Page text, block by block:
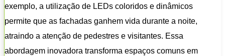
exemplo, a utilização de LEDs coloridos e dinâmicos
permite que as fachadas ganhem vida durante a noite,
atraindo a atenção de pedestres e visitantes. Essa
abordagem inovadora transforma espaços comuns em